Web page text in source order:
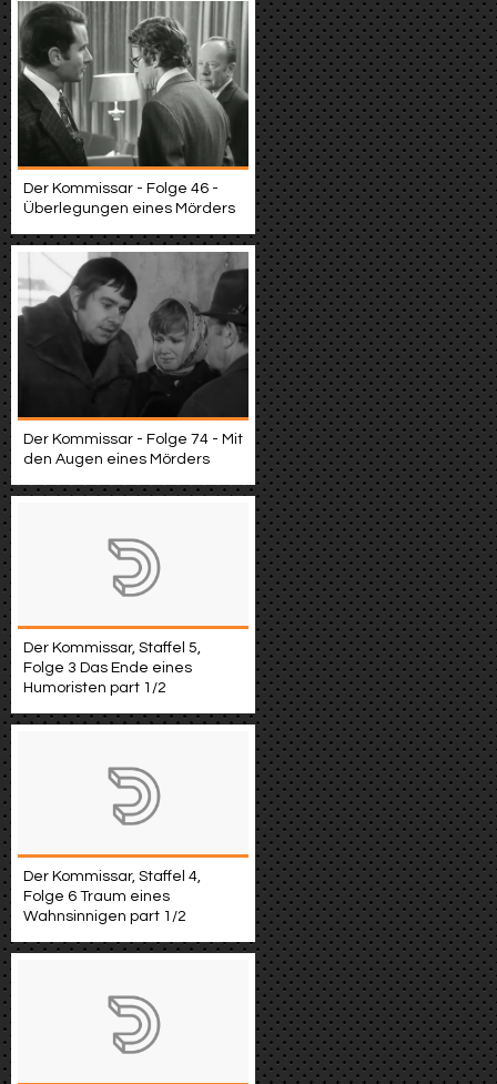
Der Kommissar - Folge 46 -
Überlegungen eines Mörders
Der Kommissar - Folge 74 - Mit
den Augen eines Mörders
Der Kommissar, Staffel 5,
Folge 3 Das Ende eines
Humoristen part 1/2
Der Kommissar, Staffel 4,
Folge 6 Traum eines
Wahnsinnigen part 1/2